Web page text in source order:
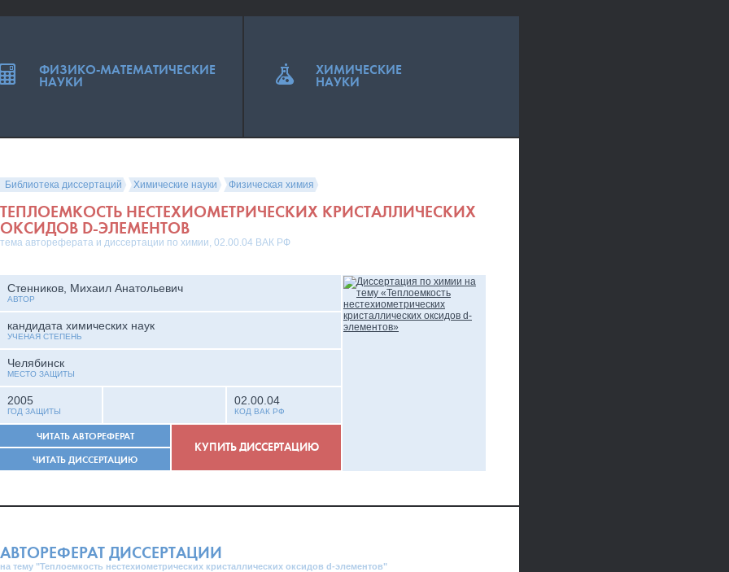
Библиотека диссертаций Химические науки Физическая химия
ТЕПЛОЕМКОСТЬ НЕСТЕХИОМЕТРИЧЕСКИХ КРИСТАЛЛИЧЕСКИХ
ОКСИДОВ D-ЭЛЕМЕНТОВ
тема автореферата и диссертации по химии, 02.00.04 ВАК РФ
Стенников, Михаил Анатольевич
АВТОР
кандидата химических наук
УЧЕНАЯ СТЕПЕНЬ
Челябинск
МЕСТО ЗАЩИТЫ
2005
ГОД ЗАЩИТЫ
02.00.04
КОД ВАК РФ
ЧИТАТЬ АВТОРЕФЕРАТ
ЧИТАТЬ ДИССЕРТАЦИЮ
КУПИТЬ ДИССЕРТАЦИЮ
АВТОРЕФЕРАТ ДИССЕРТАЦИИ
на тему "Теплоемкость нестехиометрических кристаллических оксидов d-элементов"
ФИЗИКО-МАТЕМАТИЧЕСКИЕ
НАУКИ
ХИМИЧЕСКИЕ
НАУКИ